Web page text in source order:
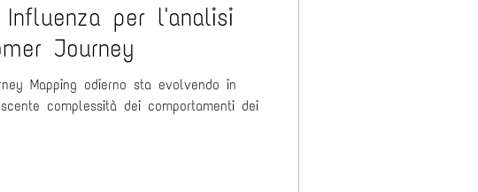
per l'analisi
Journey
Mapping odierno sta evolvendo in
complessità dei comportamenti dei